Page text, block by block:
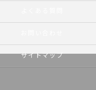
サイトマップ